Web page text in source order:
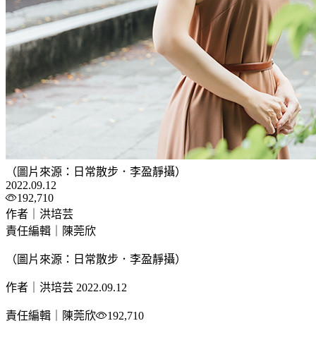
（圖片來源：日常散步．李盈靜攝）
2022.09.12
192,710
作者｜洪培芸
責任編輯｜陳莞欣
（圖片來源：日常散步．李盈靜攝）
作者｜洪培芸 2022.09.12
責任編輯｜陳莞欣 192,710